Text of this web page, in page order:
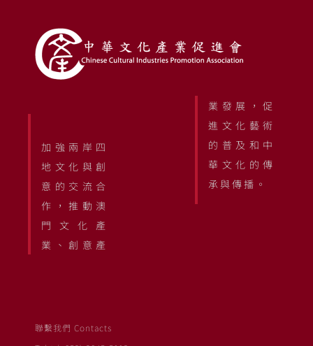
加強兩岸四
地文化與創
意的交流合
作，推動澳
門文化產
業、創意產
業發展，促
進文化藝術
的普及和中
華文化的傳
承與傳播。
聯繫我們 Contacts